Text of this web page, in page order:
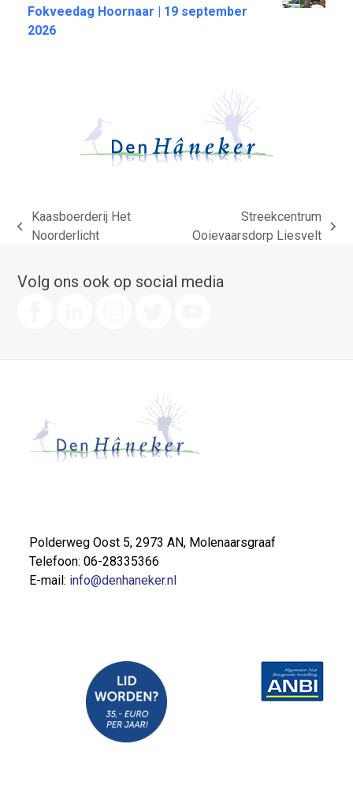
Fokveedag Hoornaar | 19 september
2026
previous
Kaasboerderij Het
Noorderlicht
Streekcentrum
Ooievaarsdorp Liesvelt
Volg ons ook op social media
Polderweg Oost 5, 2973 AN, Molenaarsgraaf
Telefoon: 06-28335366
E-mail: info@denhaneker.nl